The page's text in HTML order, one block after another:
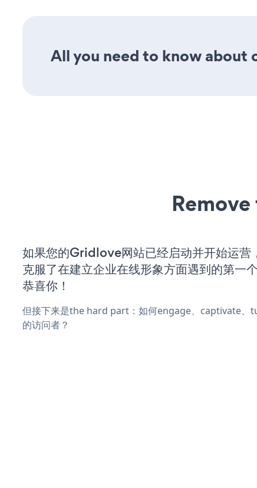
All you need to know about
如果您的Gridlove网站已经启动并开始运营
克服了在建立企业在线形象方面遇到的第一个
恭喜你！
但接下来是the hard part：如何engage、captivate、
的访问者？